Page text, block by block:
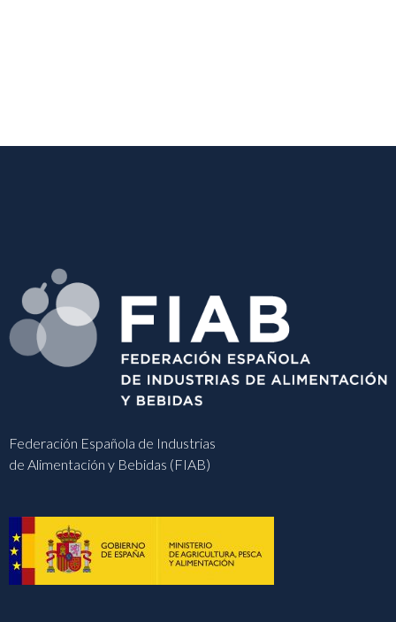
Federación Española de Industrias
de Alimentación y Bebidas (FIAB)